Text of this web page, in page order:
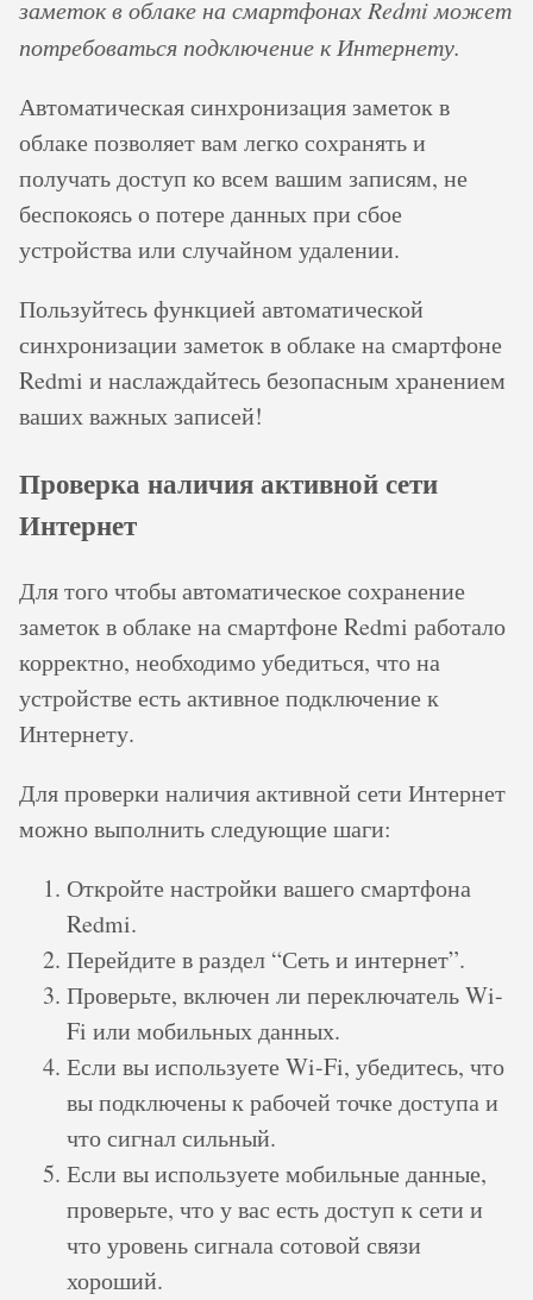
заметок в облаке на смартфонах Redmi может
потребоваться подключение к Интернету.
Автоматическая синхронизация заметок в
облаке позволяет вам легко сохранять и
получать доступ ко всем вашим записям, не
беспокоясь о потере данных при сбое
устройства или случайном удалении.
Пользуйтесь функцией автоматической
синхронизации заметок в облаке на смартфоне
Redmi и наслаждайтесь безопасным хранением
ваших важных записей!
Проверка наличия активной сети
Интернет
Для того чтобы автоматическое сохранение
заметок в облаке на смартфоне Redmi работало
корректно, необходимо убедиться, что на
устройстве есть активное подключение к
Интернету.
Для проверки наличия активной сети Интернет
можно выполнить следующие шаги:
Откройте настройки вашего смартфона
Redmi.
Перейдите в раздел “Сеть и интернет”.
Проверьте, включен ли переключатель Wi-
Fi или мобильных данных.
Если вы используете Wi-Fi, убедитесь, что
вы подключены к рабочей точке доступа и
что сигнал сильный.
Если вы используете мобильные данные,
проверьте, что у вас есть доступ к сети и
что уровень сигнала сотовой связи
хороший.